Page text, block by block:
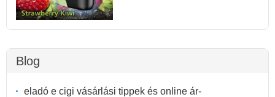
Blog
eladó e cigi vásárlási tippek és online ár-